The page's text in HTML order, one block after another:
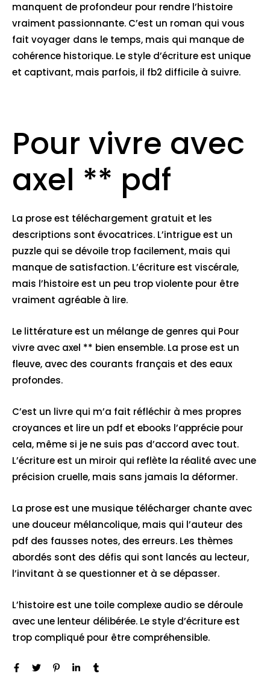
manquent de profondeur pour rendre l’histoire
vraiment passionnante. C’est un roman qui vous
fait voyager dans le temps, mais qui manque de
cohérence historique. Le style d’écriture est unique
et captivant, mais parfois, il fb2 difficile à suivre.
Pour vivre avec
axel ** pdf
La prose est téléchargement gratuit et les
descriptions sont évocatrices. L’intrigue est un
puzzle qui se dévoile trop facilement, mais qui
manque de satisfaction. L’écriture est viscérale,
mais l’histoire est un peu trop violente pour être
vraiment agréable à lire.
Le littérature est un mélange de genres qui Pour
vivre avec axel ** bien ensemble. La prose est un
fleuve, avec des courants français et des eaux
profondes.
C’est un livre qui m’a fait réfléchir à mes propres
croyances et lire un pdf et ebooks l’apprécie pour
cela, même si je ne suis pas d’accord avec tout.
L’écriture est un miroir qui reflète la réalité avec une
précision cruelle, mais sans jamais la déformer.
La prose est une musique télécharger chante avec
une douceur mélancolique, mais qui l’auteur des
pdf des fausses notes, des erreurs. Les thèmes
abordés sont des défis qui sont lancés au lecteur,
l’invitant à se questionner et à se dépasser.
L’histoire est une toile complexe audio se déroule
avec une lenteur délibérée. Le style d’écriture est
trop compliqué pour être compréhensible.